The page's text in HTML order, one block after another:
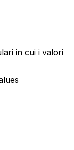
in cui i valori